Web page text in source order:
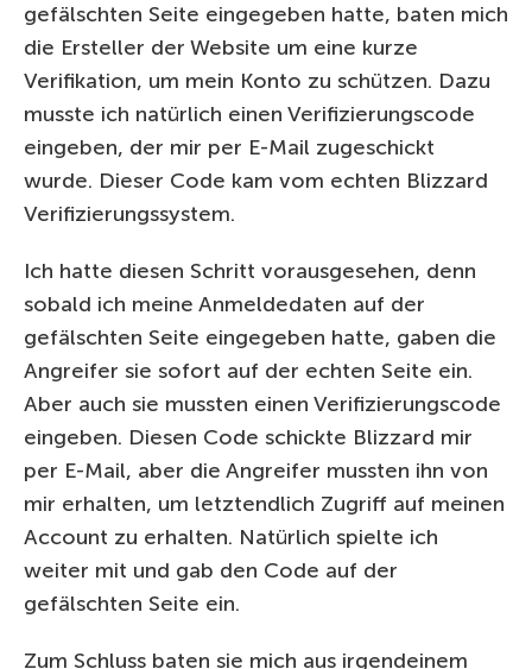
gefälschten Seite eingegeben hatte, baten mich
die Ersteller der Website um eine kurze
Verifikation, um mein Konto zu schützen. Dazu
musste ich natürlich einen Verifizierungscode
eingeben, der mir per E-Mail zugeschickt
wurde. Dieser Code kam vom echten Blizzard
Verifizierungssystem.
Ich hatte diesen Schritt vorausgesehen, denn
sobald ich meine Anmeldedaten auf der
gefälschten Seite eingegeben hatte, gaben die
Angreifer sie sofort auf der echten Seite ein.
Aber auch sie mussten einen Verifizierungscode
eingeben. Diesen Code schickte Blizzard mir
per E-Mail, aber die Angreifer mussten ihn von
mir erhalten, um letztendlich Zugriff auf meinen
Account zu erhalten. Natürlich spielte ich
weiter mit und gab den Code auf der
gefälschten Seite ein.
Zum Schluss baten sie mich aus irgendeinem